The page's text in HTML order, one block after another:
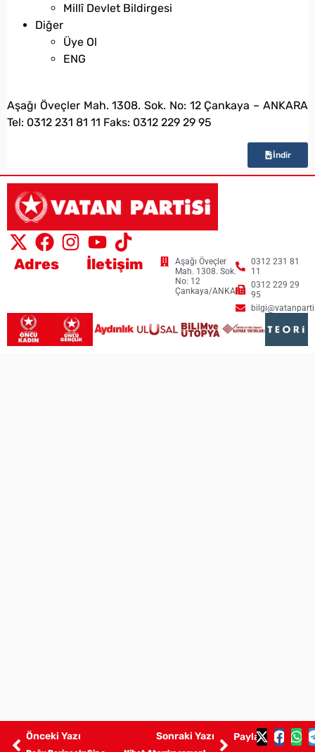
Millî Devlet Bildirgesi
Diğer
Üye Ol
ENG
Aşağı Öveçler Mah. 1308. Sok. No: 12 Çankaya – ANKARA
Tel: 0312 231 81 11 Faks: 0312 229 29 95
İndir
Önceki Yazı Sonraki Yazı Paylaş:
Adres
Aşağı Öveçler
Mah. 1308. Sok.
No: 12
Çankaya/ANKARA
İletişim
0312 231 81
11
0312 229 29
95